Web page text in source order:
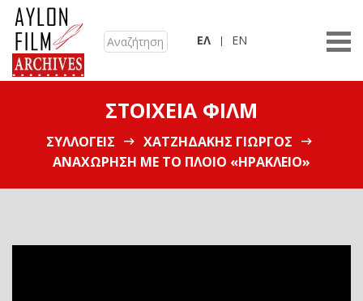
ΕΛ EN
ΣΤΟΙΧΕΊΑ ΦΙΛΜ
ΣΥΛΛΟΓΕΊΣ
ΧΑΤΖΗΔΆΚΗΣ ΓΙΏΡΓΟΣ
ΑΝΑΧΏΡΗΣΗ ΜΕ ΤΟ ΠΛΟΊΟ «ΗΡΆΚΛΕΙΟ»